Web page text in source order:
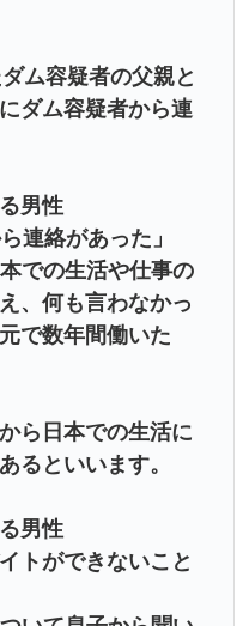
ム容疑者の父親と
ダム容疑者から連
男性
連絡があった」
での生活や仕事の
、何も言わなかっ
で数年間働いた
ら日本での生活に
るといいます。
男性
トができないこと